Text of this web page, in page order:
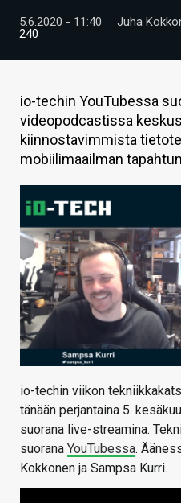
VIDEOT
HINTA.FI
KAUPPA
VAIHDA TEEMA
HAKU
5.6.2020 - 11:40 Juha
240
io-techin YouTubessa
videopodcastissa
kiinnostavimmista
mobiilimaailman
io-techin viikon
tänään perjantaina 5.
suorana live-streamina.
suorana YouTubessa.
Kokkonen ja Sampsa Kurri.